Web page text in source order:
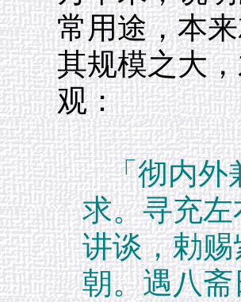
常用途，本
其规模之大
观：
「彻内外
求。寻充
讲谈，勅
朝。遇八